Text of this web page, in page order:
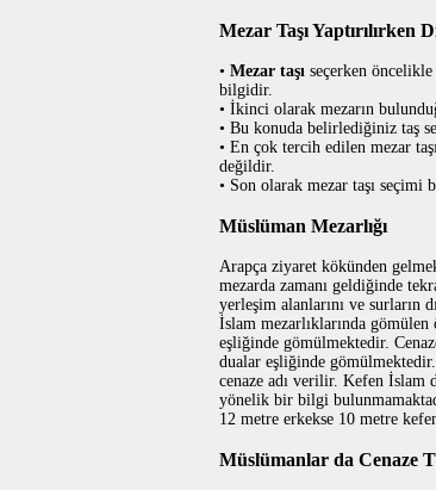
Mezar Taşı
• Mezar taşı seçerken
bilgidir.
• İkinci olarak mezarın
• Bu konuda belirlediğiniz taş
• En çok tercih edilen mezar
değildir.
• Son olarak mezar taşı
Müslüman Mezarlığı
Arapça ziyaret kökünden
mezarda zamanı geldiğinde
yerleşim alanlarını ve surların
İslam mezarlıklarında
eşliğinde gömülmektedir.
dualar eşliğinde
cenaze adı verilir. Kefen İslam
yönelik bir bilgi
12 metre erkekse 10 metre
Müslümanlar da Cenaze